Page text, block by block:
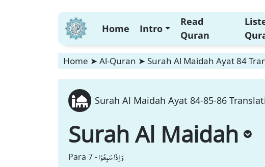
Home Intro
Read
Quran
Home ➤ Al-Quran ➤ Surah Al Maidah Ayat 84
Surah Al Maidah Ayat 84-85-86
Surah Al Maidah
Para 7 -وَ اِذَا سَمِعُوْا